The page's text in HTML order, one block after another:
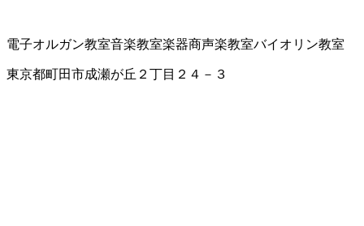
電子オルガン教室音楽教室楽器商声楽教室バイオリン教室
東京都町田市成瀬が丘２丁目２４－３